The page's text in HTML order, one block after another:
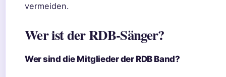
vermeiden.
Wer ist der RDB-Sänger?
Wer sind die Mitglieder der RDB Band?